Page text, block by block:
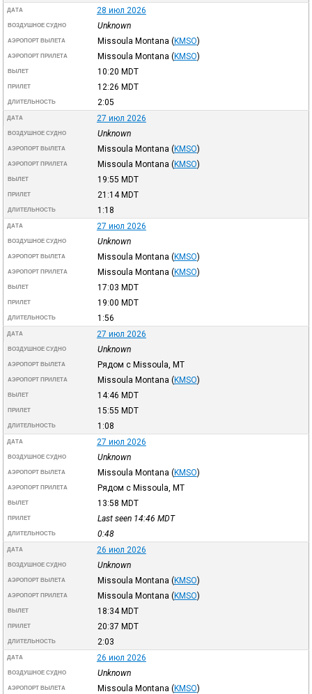
ДАТА 28 июл 2026
ВОЗДУШНОЕ СУДНО Unknown
АЭРОПОРТ ВЫЛЕТА Missoula Montana (KMSO)
АЭРОПОРТ ПРИЛЕТА Missoula Montana (KMSO)
ВЫЛЕТ 10:20 MDT
ПРИЛЕТ 12:26 MDT
ДЛИТЕЛЬНОСТЬ 2:05
ДАТА 27 июл 2026
ВОЗДУШНОЕ СУДНО Unknown
АЭРОПОРТ ВЫЛЕТА Missoula Montana (KMSO)
АЭРОПОРТ ПРИЛЕТА Missoula Montana (KMSO)
ВЫЛЕТ 19:55 MDT
ПРИЛЕТ 21:14MDT
ДЛИТЕЛЬНОСТЬ 1:18
ДАТА 27 июл 2026
ВОЗДУШНОЕ СУДНО Unknown
АЭРОПОРТ ВЫЛЕТА Missoula Montana (KMSO)
АЭРОПОРТ ПРИЛЕТА Missoula Montana (KMSO)
ВЫЛЕТ 17:03 MDT
ПРИЛЕТ 19:00 MDT
ДЛИТЕЛЬНОСТЬ 1:56
ДАТА 27 июл 2026
ВОЗДУШНОЕ СУДНО Unknown
АЭРОПОРТ ВЫЛЕТА Рядом с Missoula, MT
АЭРОПОРТ ПРИЛЕТА Missoula Montana (KMSO)
ВЫЛЕТ 14:46 MDT
ПРИЛЕТ 15:55 MDT
ДЛИТЕЛЬНОСТЬ 1:08
ДАТА 27 июл 2026
ВОЗДУШНОЕ СУДНО Unknown
АЭРОПОРТ ВЫЛЕТА Missoula Montana (KMSO)
АЭРОПОРТ ПРИЛЕТА Рядом с Missoula, MT
ВЫЛЕТ 13:58 MDT
ПРИЛЕТ Last seen 14:46 MDT
ДЛИТЕЛЬНОСТЬ 0:48
ДАТА 26 июл 2026
ВОЗДУШНОЕ СУДНО Unknown
АЭРОПОРТ ВЫЛЕТА Missoula Montana (KMSO)
АЭРОПОРТ ПРИЛЕТА Missoula Montana (KMSO)
ВЫЛЕТ 18:34MDT
ПРИЛЕТ 20:37 MDT
ДЛИТЕЛЬНОСТЬ 2:03
ДАТА 26 июл 2026
ВОЗДУШНОЕ СУДНО Unknown
АЭРОПОРТ ВЫЛЕТА Missoula Montana (KMSO)